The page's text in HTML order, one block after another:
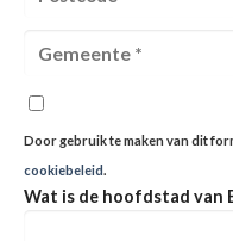
Door gebruik te maken van dit
cookiebeleid.
Wat is de hoofdstad van